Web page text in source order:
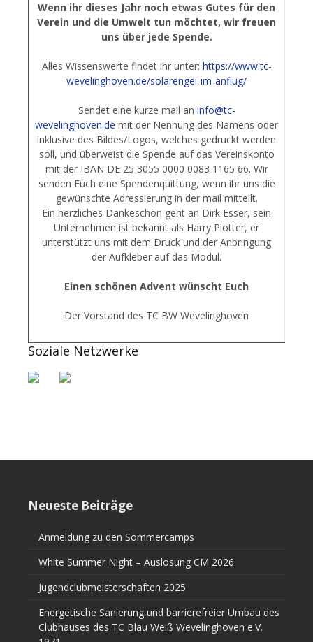
Wenn ihr dieses Jahr noch etwas Gutes für den
Verein und die Umwelt tun möchtet, wir freuen
uns über jede Spende.
Alles Wissenswerte findet ihr unter: https://www.tc-
wevelinghoven.de/solarengel-im-anflug/
Sendet eine kurze mail an info@tc-
wevelinghoven.de mit der Nennung des Namens oder
inklusive des Bildes/Logos, welches gedruckt werden
soll, und überweist die Spende auf das Vereinskonto
mit der IBAN DE 25 3055 0000 0083 1165 66. Wir
senden Euch eine Spendenquittung, wenn ihr uns die
gewünschte Adressierung in der mail mitteilt.
Ein herzliches Dankeschön geht an Dirk Esser, sein
Unternehmen ist bekannt als Harry Plotter, er
unterstützt uns mit dem Druck und der Anbringung
der Aufkleber auf das Modul.
Einen schönen Advent wünscht Euch
Der Vorstand des TC BW Wevelinghoven
Soziale Netzwerke
Neueste Beiträge
Anmeldung zu den Sommercamps
White Summer Night – Auslosung CM 2026
Jugendclubmeisterschaften 2025
Energetische Sanierung und barrierefreier Umbau des
Clubhauses des TC Blau Weiß Wevelinghoven e.V.